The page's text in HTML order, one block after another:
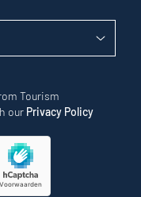
Tourism
our Privacy Policy